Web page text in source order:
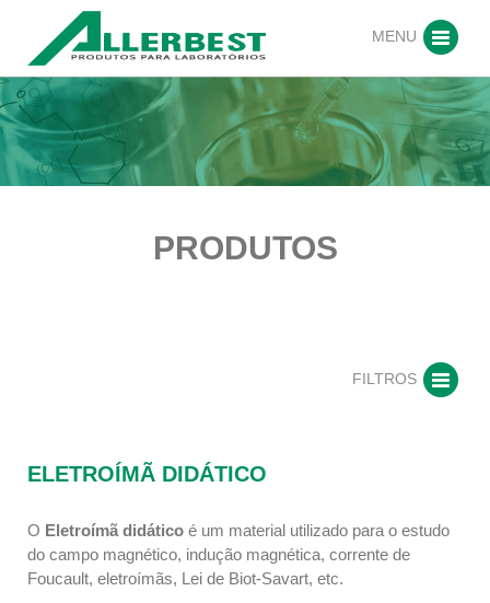
MENU
PRODUTOS
FILTROS
ELETROÍMÃ DIDÁTICO
O Eletroímã didático é um material utilizado para o estudo
do campo magnético, indução magnética, corrente de
Foucault, eletroímãs, Lei de Biot-Savart, etc.